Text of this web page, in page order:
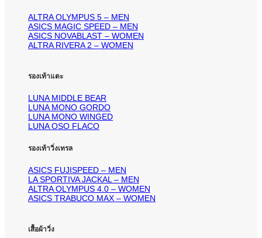
ALTRA OLYMPUS 5 – MEN
ASICS MAGIC SPEED – MEN
ASICS NOVABLAST – WOMEN
ALTRA RIVERA 2 – WOMEN
รองเท้าแตะ
LUNA MIDDLE BEAR
LUNA MONO GORDO
LUNA MONO WINGED
LUNA OSO FLACO
รองเท้าวิ่งเทรล
ASICS FUJISPEED – MEN
LA SPORTIVA JACKAL – MEN
ALTRA OLYMPUS 4.0 – WOMEN
ASICS TRABUCO MAX – WOMEN
เสื้อผ้าวิ่ง